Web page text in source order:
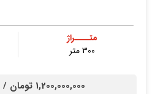
متــــراژ
۳۰۰ متر
1,200,000,000 تومان /